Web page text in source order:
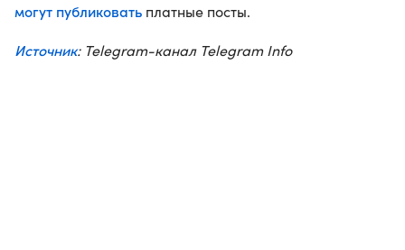
могут публиковать платные посты.
Источник: Telegram-канал Telegram Info